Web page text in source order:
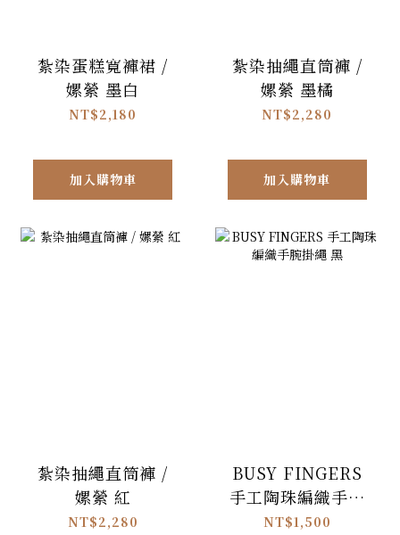
紮染蛋糕寬褲裙 /
嫘縈 墨白
NT$2,180
加入購物車
紮染抽繩直筒褲 /
嫘縈 墨橘
NT$2,280
加入購物車
紮染抽繩直筒褲 /
嫘縈 紅
NT$2,280
BUSY FINGERS
手工陶珠編織手腕
掛繩 黑
NT$1,500